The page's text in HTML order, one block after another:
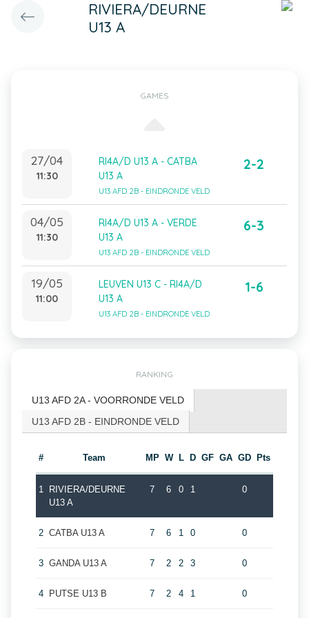
RIVIERA/DEURNE
U13 A
GAMES
27/04
11:30
RI4A/D U13 A - CATBA
U13 A
U13 AFD 2B - EINDRONDE VELD
2-2
04/05
11:30
RI4A/D U13 A - VERDE
U13 A
U13 AFD 2B - EINDRONDE VELD
6-3
19/05
11:00
LEUVEN U13 C - RI4A/D
U13 A
U13 AFD 2B - EINDRONDE VELD
1-6
RANKING
U13 AFD 2A - VOORRONDE VELD
U13 AFD 2B - EINDRONDE VELD
# Team MP W L D GF GA GD Pts
1
RIVIERA/DEURNE
U13 A
7 6 0 1 0
2 CATBA U13 A 7 6 1 0 0
3 GANDA U13 A 7 2 2 3 0
4 PUTSE U13 B 7 2 4 1 0